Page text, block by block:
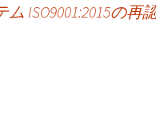
ISO9001:2015の再